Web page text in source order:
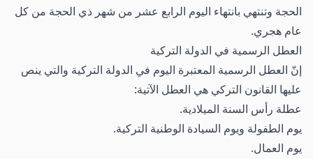
الحجة وتنتهي بانتهاء اليوم الرابع عشر من شهر ذي الحجة من كل
عام هجري.
العطل الرسمية في الدولة التركية
إنّ العطل الرسمية المعتبرة اليوم في الدولة التركية والتي ينص
عليها القانون التركي هي العطل الآتية:
عطلة رأس السنة الميلادية.
يوم الطفولة ويوم السيادة الوطنية التركية.
يوم العمال.